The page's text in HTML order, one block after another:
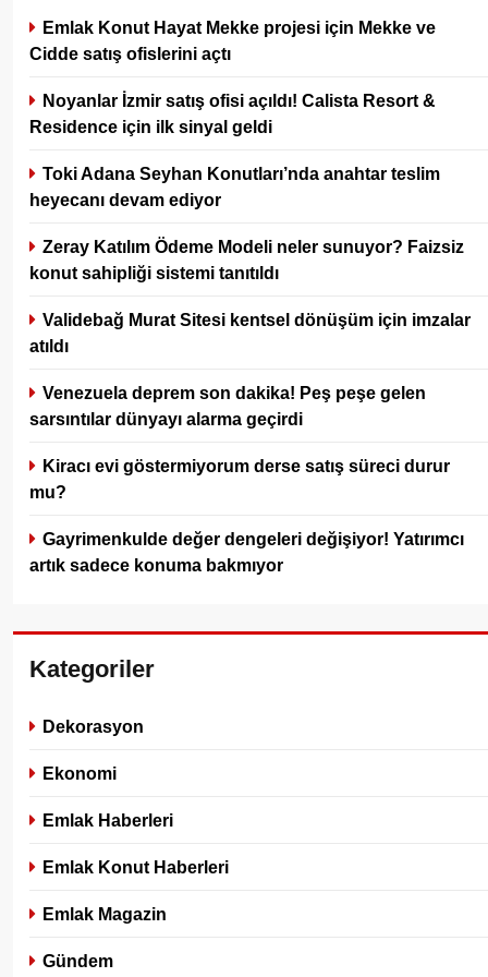
Emlak Konut Hayat Mekke projesi için Mekke ve
Cidde satış ofislerini açtı
Noyanlar İzmir satış ofisi açıldı! Calista Resort &
Residence için ilk sinyal geldi
Toki Adana Seyhan Konutları’nda anahtar teslim
heyecanı devam ediyor
Zeray Katılım Ödeme Modeli neler sunuyor? Faizsiz
konut sahipliği sistemi tanıtıldı
Validebağ Murat Sitesi kentsel dönüşüm için imzalar
atıldı
Venezuela deprem son dakika! Peş peşe gelen
sarsıntılar dünyayı alarma geçirdi
Kiracı evi göstermiyorum derse satış süreci durur
mu?
Gayrimenkulde değer dengeleri değişiyor! Yatırımcı
artık sadece konuma bakmıyor
Kategoriler
Dekorasyon
Ekonomi
Emlak Haberleri
Emlak Konut Haberleri
Emlak Magazin
Gündem